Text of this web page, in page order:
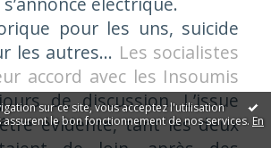
sur ce site, vous acceptez l'utilisation
le bon fonctionnement de nos services. En
pour les uns, suicide
les autres… Les socialistes
accord avec les Insoumis
de discussion. L’issue
évidente, tant les deux